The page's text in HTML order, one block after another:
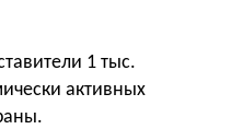
1 тыс.
активных